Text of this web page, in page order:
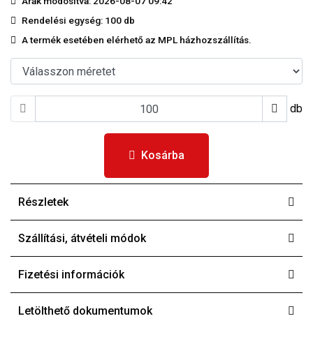
Rendelési egység: 100 db
A termék esetében elérhető az MPL házhozszállítás.
db
Kosárba
Részletek
Szállítási, átvételi módok
Fizetési információk
Letölthető dokumentumok